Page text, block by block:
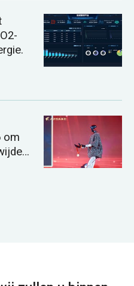
om